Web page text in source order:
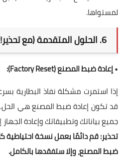
لمستواها.
6. الحلول المتقدمة (مع تحذير!)
•إعادة ضبط المصنع (Factory Reset):
إذا استمرت مشكلة نفاذ البطارية
قد تكون إعادة ضبط المصنع هي
جميع بياناتك وتطبيقاتك وإعادة الجهاز
تحذير: قم دائمًا بعمل نسخة احتياطية
ضبط المصنع، وإلا ستفقدها بالكامل.